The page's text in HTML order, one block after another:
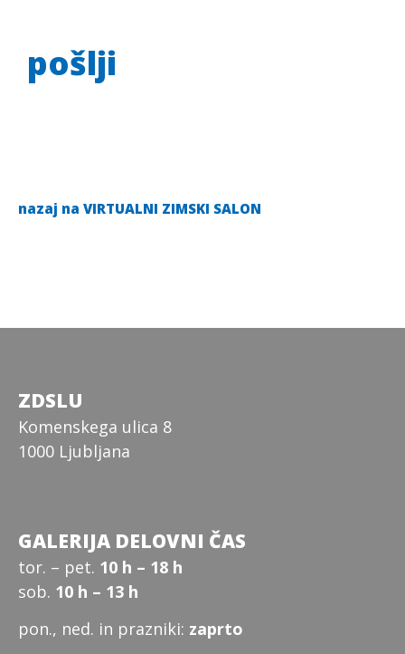
pošlji
nazaj na VIRTUALNI ZIMSKI SALON
ZDSLU
Komenskega ulica 8
1000 Ljubljana
GALERIJA DELOVNI ČAS
tor. – pet. 10 h – 18 h
sob. 10 h – 13 h
pon., ned. in prazniki: zaprto